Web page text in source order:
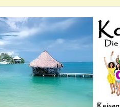
- Das grosse
Kultur, Politik, Geschichte und Visum in